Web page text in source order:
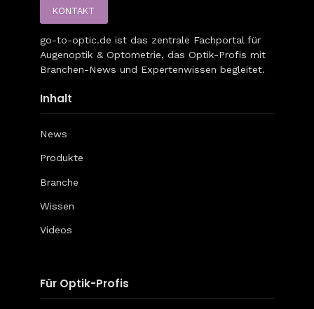
KONTAKT
go-to-optic.de ist das zentrale Fachportal für
Augenoptik & Optometrie, das Optik-Profis mit
Branchen-News und Expertenwissen begleitet.
Inhalt
News
Produkte
Branche
Wissen
Videos
Für Optik-Profis